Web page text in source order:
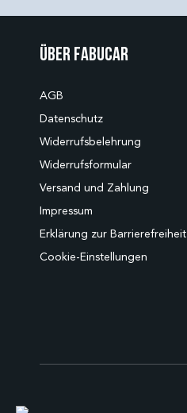
Über Fabucar
AGB
Datenschutz
Widerrufsbelehrung
Widerrufsformular
Versand und Zahlung
Impressum
Erklärung zur Barrierefreiheit
Cookie-Einstellungen